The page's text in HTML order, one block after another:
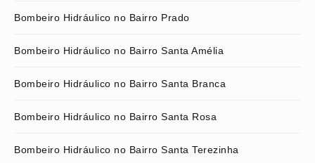
Bombeiro Hidráulico no Bairro Prado
Bombeiro Hidráulico no Bairro Santa Amélia
Bombeiro Hidráulico no Bairro Santa Branca
Bombeiro Hidráulico no Bairro Santa Rosa
Bombeiro Hidráulico no Bairro Santa Terezinha